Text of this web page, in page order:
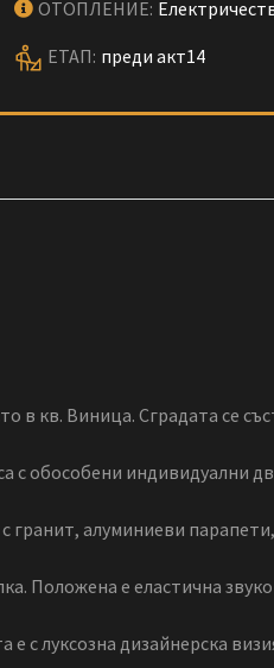
ОТОПЛЕНИЕ:
ЕТАП: преди акт14
в кв. Виница. Сградата се
с обособени индивидуални
алуминиеви
Положена е еластична
е с луксозна дизайнерска